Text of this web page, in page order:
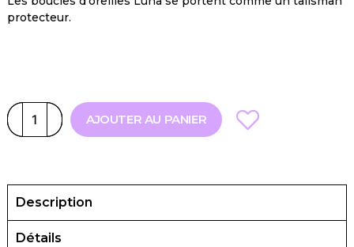
protecteur.
AJOUTER AU PANIER
Description
Détails